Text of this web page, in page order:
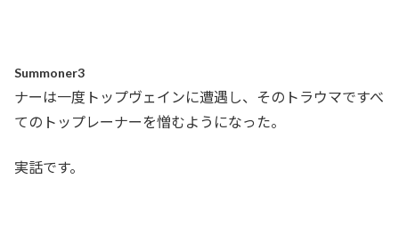
Summoner3
ナーは一度トップヴェインに遭遇し、そのトラウマですべ
てのトップレーナーを憎むようになった。
実話です。